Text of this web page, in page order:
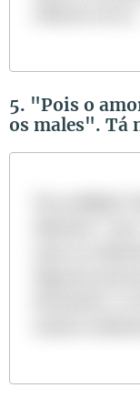
5. "Pois o
os males". Tá
amor ao
Algumas